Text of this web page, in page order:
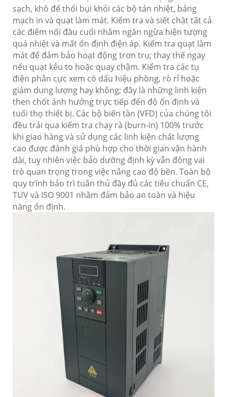
sạch, khô để thổi bụi khỏi các bộ tản nhiệt, bảng
mạch in và quạt làm mát. Kiểm tra và siết chặt tất cả
các điểm nối đầu cuối nhằm ngăn ngừa hiện tượng
quá nhiệt và mất ổn định điện áp. Kiểm tra quạt làm
mát để đảm bảo hoạt động trơn tru; thay thế ngay
nếu quạt kêu to hoặc quay chậm. Kiểm tra các tụ
điện phân cực xem có dấu hiệu phồng, rò rỉ hoặc
giảm dung lượng hay không; đây là những linh kiện
then chốt ảnh hưởng trực tiếp đến độ ổn định và
tuổi thọ thiết bị. Các bộ biến tần (VFD) của chúng tôi
đều trải qua kiểm tra chạy rà (burn-in) 100% trước
khi giao hàng và sử dụng các linh kiện chất lượng
cao được đánh giá phù hợp cho thời gian vận hành
dài, tuy nhiên việc bảo dưỡng định kỳ vẫn đóng vai
trò quan trọng trong việc nâng cao độ bền. Toàn bộ
quy trình bảo trì tuân thủ đầy đủ các tiêu chuẩn CE,
TUV và ISO 9001 nhằm đảm bảo an toàn và hiệu
năng ổn định.